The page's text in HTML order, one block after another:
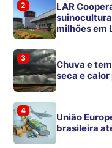
2
LAR
milhões em
3
Chuva e
seca e
4
União
brasileira